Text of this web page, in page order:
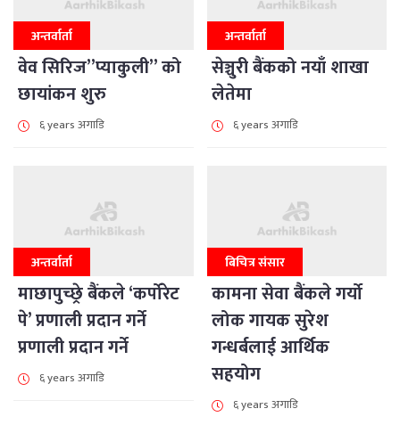
अन्तर्वार्ता
वेव सिरिज”प्याकुली” को
छायांकन शुरु
६ years अगाडि
अन्तर्वार्ता
सेञ्चुरी बैंकको नयाँ शाखा
लेतेमा
६ years अगाडि
अन्तर्वार्ता
माछापुच्छ्रे बैंकले ‘कर्पोरेट
पे’ प्रणाली प्रदान गर्ने
प्रणाली प्रदान गर्ने
६ years अगाडि
बिचित्र संसार
कामना सेवा बैंकले गर्यो
लोक गायक सुरेश
गन्धर्बलाई आर्थिक
सहयोग
६ years अगाडि